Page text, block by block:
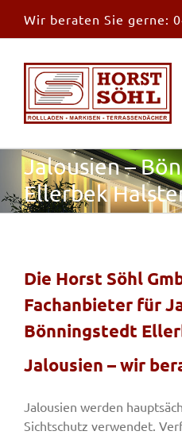
Inhalt
Wir beraten Sie gerne:
News
Überdachungen
Fenster & Türen
Jalousien –
Ellerbek
Die Horst Söhl
Fachanbieter für
Bönningstedt
Jalousien – wir
Jalousien werden
Sichtschutz verwendet.